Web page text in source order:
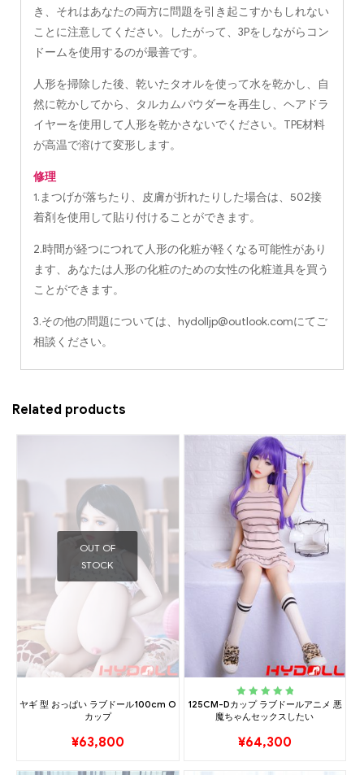
き、それはあなたの両方に問題を引き起こすかもしれない
ことに注意してください。したがって、3Pをしながらコン
ドームを使用するのが最善です。
人形を掃除した後、乾いたタオルを使って水を乾かし、自
然に乾かしてから、タルカムパウダーを再生し、ヘアドラ
イヤーを使用して人形を乾かさないでください。TPE材料
が高温で溶けて変形します。
修理
1.まつげが落ちたり、皮膚が折れたりした場合は、502接
着剤を使用して貼り付けることができます。
2.時間が経つにつれて人形の化粧が軽くなる可能性があり
ます、あなたは人形の化粧のための女性の化粧道具を買う
ことができます。
3.その他の問題については、 hydolljp@outlook.comにてご
相談ください。
Related products
OUT OF
STOCK
ヤギ 型 おっぱい ラブドール100cm O
カップ
¥63,800
Rated5.00 out
of 5
125CM-Dカップ ラブドールアニメ 悪
魔ちゃんセックスしたい
¥64,300